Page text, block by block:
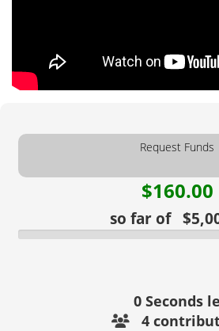
Request Funds
$160.00
so far of
0 Seconds
4